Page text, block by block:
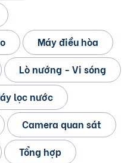
Máy điều hòa
Lò nướng - Vi sóng
lọc nước
Camera quan sát
Tổng hợp